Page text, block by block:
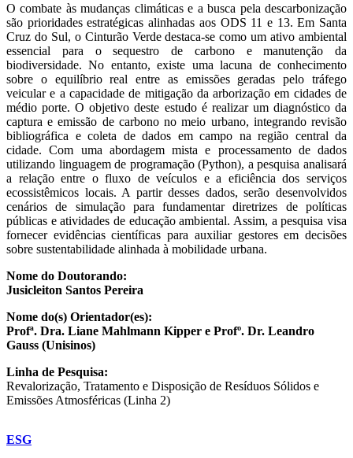
O combate às mudanças climáticas e a busca pela descarbonização
são prioridades estratégicas alinhadas aos ODS 11 e 13. Em Santa
Cruz do Sul, o Cinturão Verde destaca-se como um ativo ambiental
essencial para o sequestro de carbono e manutenção da
biodiversidade. No entanto, existe uma lacuna de conhecimento
sobre o equilíbrio real entre as emissões geradas pelo tráfego
veicular e a capacidade de mitigação da arborização em cidades de
médio porte. O objetivo deste estudo é realizar um diagnóstico da
captura e emissão de carbono no meio urbano, integrando revisão
bibliográfica e coleta de dados em campo na região central da
cidade. Com uma abordagem mista e processamento de dados
utilizando linguagem de programação (Python), a pesquisa analisará
a relação entre o fluxo de veículos e a eficiência dos serviços
ecossistêmicos locais. A partir desses dados, serão desenvolvidos
cenários de simulação para fundamentar diretrizes de políticas
públicas e atividades de educação ambiental. Assim, a pesquisa visa
fornecer evidências científicas para auxiliar gestores em decisões
sobre sustentabilidade alinhada à mobilidade urbana.
Nome do Doutorando:
Jusicleiton Santos Pereira
Nome do(s) Orientador(es):
Profª. Dra. Liane Mahlmann Kipper e Profº. Dr. Leandro
Gauss (Unisinos)
Linha de Pesquisa:
Revalorização, Tratamento e Disposição de Resíduos Sólidos e
Emissões Atmosféricas (Linha 2)
ESG